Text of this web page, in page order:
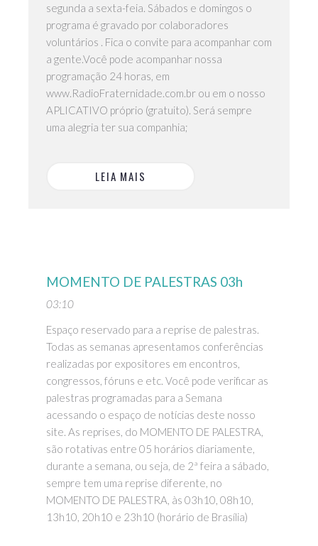
segunda a sexta-feia. Sábados e domingos o
programa é gravado por colaboradores
voluntários . Fica o convite para acompanhar com
a gente.Você pode acompanhar nossa
programação 24 horas, em
www.RadioFraternidade.com.br ou em o nosso
APLICATIVO próprio (gratuito). Será sempre
uma alegria ter sua companhia;
LEIA MAIS
MOMENTO DE PALESTRAS 03h
03:10
Espaço reservado para a reprise de palestras.
Todas as semanas apresentamos conferências
realizadas por expositores em encontros,
congressos, fóruns e etc. Você pode verificar as
palestras programadas para a Semana
acessando o espaço de notícias deste nosso
site. As reprises, do MOMENTO DE PALESTRA,
são rotativas entre 05 horários diariamente,
durante a semana, ou seja, de 2ª feira a sábado,
sempre tem uma reprise diferente, no
MOMENTO DE PALESTRA, às 03h10, 08h10,
13h10, 20h10 e 23h10 (horário de Brasília)